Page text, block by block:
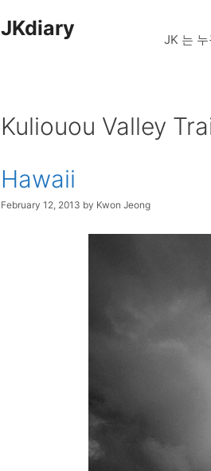
JKdiary JK 는 누
Kuliouou Valley
Hawaii
February 12, 2013 by Kwon Jeong